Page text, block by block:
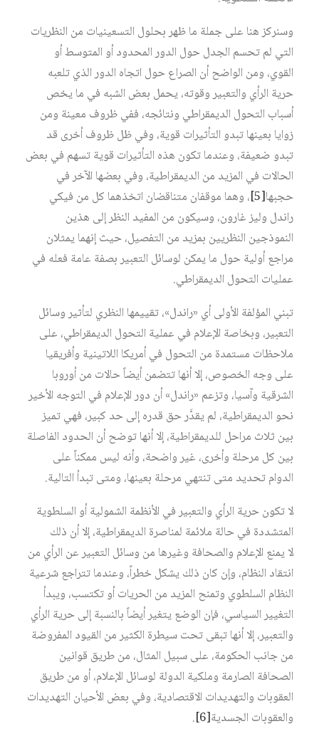
وسنركز هنا على جملة ما ظهر بحلول التسعينيات من النظريات
التي لم تحسم الجدل حول الدور المحدود أو المتوسط أو
القوي، ومن الواضح أن الصراع حول اتجاه الدور الذي تلعبه
حرية الرأي والتعبير وقوته، يحمل بعض الشبه في ما يخص
أسباب التحول الديمقراطي ونتائجه، ففي ظروف معينة ومن
زوايا بعينها تبدو التأثيرات قوية، وفي ظل ظروف أخرى قد
تبدو ضعيفة، وعندما تكون هذه التأثيرات قوية تسهم في بعض
الحالات في المزيد من الديمقراطية، وفي بعضها الآخر في
حجبها‏[5]
، وهما موقفان متناقضان اتخذهما كل من فيكي
راندل وليز غارون، وسيكون من المفيد النظر إلى هذين
النموذجين النظريين بمزيد من التفصيل، حيث إنهما يمثلان
مراجع أولية حول ما يمكن لوسائل التعبير بصفة عامة فعله في
عمليات التحول الديمقراطي.
تبني المؤلفة الأولى أي «راندل»، تقييمها النظري لتأثير وسائل
التعبير، وبخاصة الإعلام في عملية التحول الديمقراطي، على
ملاحظات مستمدة من التحول في أمريكا اللاتينية وأفريقيا
على وجه الخصوص، إلا أنها تتضمن أيضاً حالات من أوروبا
الشرقية وآسيا، وتزعم «راندل» أن دور الإعلام في التوجه الأخير
نحو الديمقراطية، لم يقدَّر حق قدره إلى حد كبير، فهي تميز
بين ثلاث مراحل للديمقراطية، إلا أنها توضح أن الحدود الفاصلة
بين كل مرحلة وأخرى، غير واضحة، وأنه ليس ممكناً على
الدوام تحديد متى تنتهي مرحلة بعينها، ومتى تبدأ التالية.
لا تكون حرية الرأي والتعبير في الأنظمة الشمولية أو السلطوية
المتشددة في حالة ملائمة لمناصرة الديمقراطية، إلا أن ذلك
لا يمنع الإعلام والصحافة وغيرها من وسائل التعبير عن الرأي من
انتقاد النظام، وإن كان ذلك يشكل خطراً، وعندما تتراجع شرعية
النظام السلطوي وتمنح المزيد من الحريات أو تكتسب، ويبدأ
التغيير السياسي، فإن الوضع يتغير أيضاً بالنسبة إلى حرية الرأي
والتعبير، إلا أنها تبقى تحت سيطرة الكثير من القيود المفروضة
من جانب الحكومة، على سبيل المثال، من طريق قوانين
الصحافة الصارمة وملكية الدولة لوسائل الإعلام، أو من طريق
العقوبات والتهديدات الاقتصادية، وفي بعض الأحيان التهديدات
والعقوبات الجسدية‏[6]
.